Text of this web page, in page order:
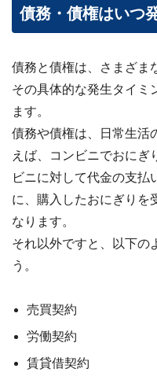
債務・債権はいつ
債務と債権は、さまざま
その具体的な発生タイミ
ます。
債務や債権は、日常生活
えば、コンビニでおにぎ
ビニに対して代金の支払
に、購入したおにぎりを
なります。
それ以外ですと、以下の
う。
売買契約
労働契約
賃貸借契約